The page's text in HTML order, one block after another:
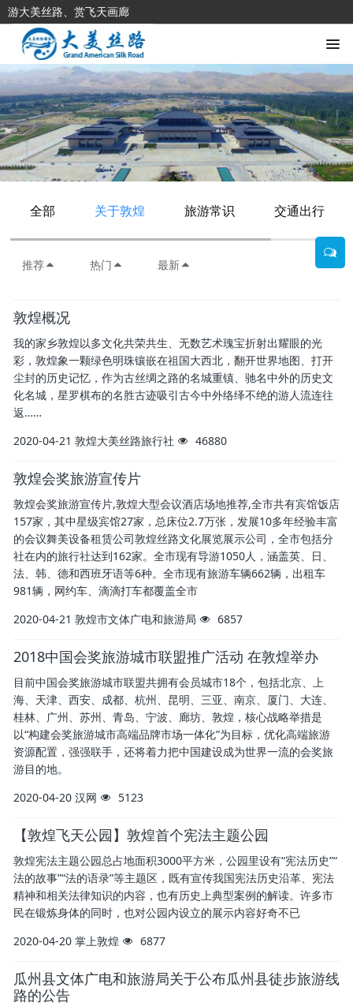
游大美丝路、赏飞天画廊
全部 关于敦煌 旅游常识 交通出行
推荐 热门 最新
敦煌概况
我的家乡敦煌以多文化共荣共生、无数艺术瑰宝折射出耀眼的光
彩，敦煌象一颗绿色明珠镶嵌在祖国大西北，翻开世界地图、打开
尘封的历史记忆，作为古丝绸之路的名城重镇、驰名中外的历史文
化名城，星罗棋布的名胜古迹吸引古今中外络绎不绝的游人流连往
返……
2020-04-21 敦煌大美丝路旅行社 46880
敦煌会奖旅游宣传片
敦煌会奖旅游宣传片,敦煌大型会议酒店场地推荐,全市共有宾馆饭店
157家，其中星级宾馆27家，总床位2.7万张，发展10多年经验丰富
的会议舞美设备租赁公司敦煌丝路文化展览展示公司，全市包括分
社在内的旅行社达到162家。全市现有导游1050人，涵盖英、日、
法、韩、德和西班牙语等6种。全市现有旅游车辆662辆，出租车
981辆，网约车、滴滴打车都覆盖全市
2020-04-21 敦煌市文体广电和旅游局 6857
2018中国会奖旅游城市联盟推广活动 在敦煌举办
目前中国会奖旅游城市联盟共拥有会员城市18个，包括北京、上
海、天津、西安、成都、杭州、昆明、三亚、南京、厦门、大连、
桂林、广州、苏州、青岛、宁波、廊坊、敦煌，核心战略举措是
以“构建会奖旅游城市高端品牌市场一体化”为目标，优化高端旅游
资源配置，强强联手，还将着力把中国建设成为世界一流的会奖旅
游目的地。
2020-04-20 汉网 5123
【敦煌飞天公园】敦煌首个宪法主题公园
敦煌宪法主题公园总占地面积3000平方米，公园里设有“宪法历史”“
法的故事”“法的语录”等主题区，既有宣传我国宪法历史沿革、宪法
精神和相关法律知识的内容，也有历史上典型案例的解读。许多市
民在锻炼身体的同时，也对公园内设立的展示内容好奇不已
2020-04-20 掌上敦煌 6877
瓜州县文体广电和旅游局关于公布瓜州县徒步旅游线
路的公告